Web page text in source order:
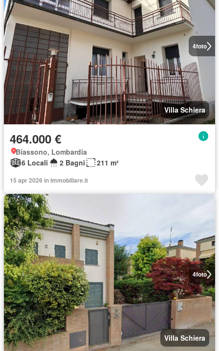
4foto
Villa Schiera
464.000 €
Biassono, Lombardia
6 Locali
2 Bagni 211 m²
15 apr 2026 in Immobiliare.it
4foto
Villa Schiera